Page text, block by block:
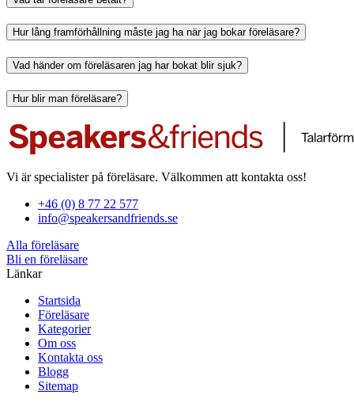
Hur lång framförhållning måste jag ha när jag bokar föreläsare?
Vad händer om föreläsaren jag har bokat blir sjuk?
Hur blir man föreläsare?
Vi är specialister på föreläsare. Välkommen att kontakta oss!
+46 (0) 8 77 22 577
info@speakersandfriends.se
Alla föreläsare
Bli en föreläsare​
Länkar
Startsida
Föreläsare
Kategorier
Om oss
Kontakta oss
Blogg
Sitemap